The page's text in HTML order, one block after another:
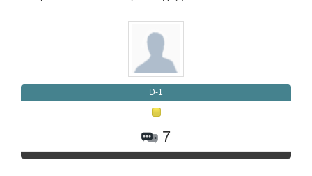
D-1
7